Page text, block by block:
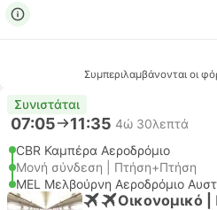
Συμπεριλαμβάνονται οι
Συνιστάται
07:05 11:35 4ώ 30λεπτά
CBR Καμπέρα Αεροδρόμιο
Μονή σύνδεση | Πτήση+Πτήση
MEL Μελβούρνη Αεροδρόμιο
Οικονομικό